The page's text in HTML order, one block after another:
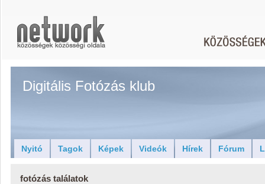
Digitális Fotózás klub
Nyitó Tagok Képek Videók Hírek Fórum
fotózás találatok